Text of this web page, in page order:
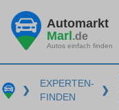
Automarkt
Marl.de
Autos einfach finden
❯
EXPERTEN-
FINDEN
❯